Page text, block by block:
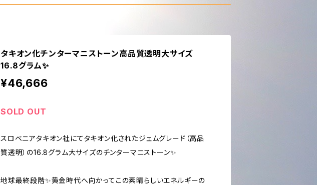
タキオン化チンターマニストーン高品質透明大サイズ
16.8グラム✨
¥46,666
SOLD OUT
スロベニアタキオン社にてタキオン化されたジェムグレード（高品
質透明）の16.8グラム大サイズのチンターマニストーン✨
地球最終段階✨黄金時代へ向かってこの素晴らしいエネルギーの